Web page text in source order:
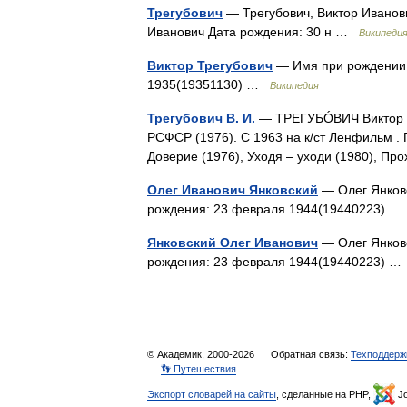
Трегубович — Трегубович, Виктор
Иванович Дата рождения: 30 н …
Википедия
Виктор Трегубович — Имя при рождении:
1935(19351130) …
Википедия
Трегубович В. И. — ТРЕГУБÓВИЧ Виктор
РСФСР (1976). С 1963 на к/ст Ленфильм .
Доверие (1976), Уходя – уходи (1980),
Олег Иванович Янковский — Олег
рождения: 23 февраля 1944(19440223)
Янковский Олег Иванович — Олег
рождения: 23 февраля 1944(19440223)
© Академик, 2000-2026 Обратная связь:
👣 Путешествия
Экспорт словарей на сайты , сделанные на PHP,